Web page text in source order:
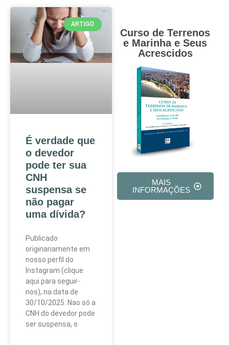
ARTIGO
É verdade que
o devedor
pode ter sua
CNH
suspensa se
não pagar
uma dívida?
Publicado
originariamente em
nosso perfil do
Instagram (clique
aqui para seguir-
nos), na data de
30/10/2025. Nao só a
CNH do devedor pode
ser suspensa, o
Curso de Terrenos
e Marinha e Seus
Acrescidos
MAIS
INFORMAÇÕES